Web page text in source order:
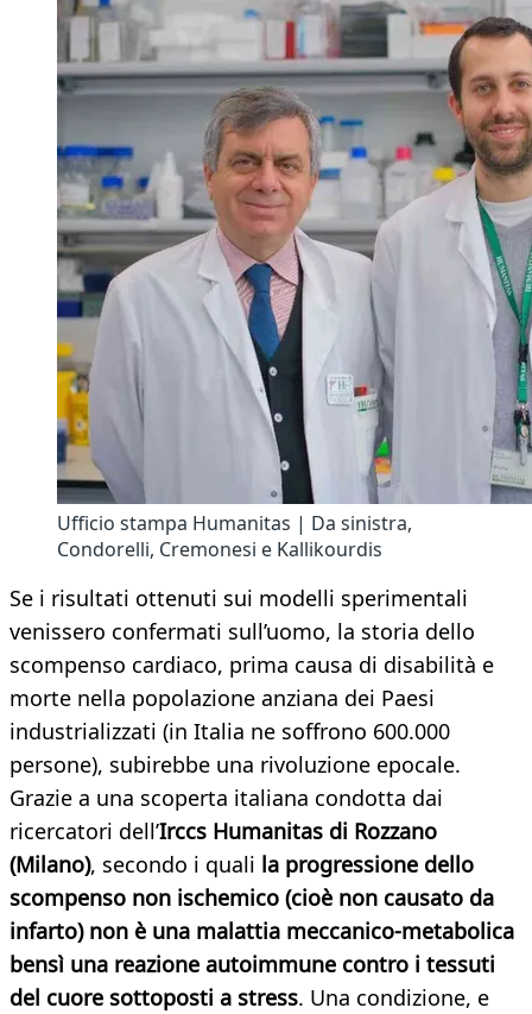
Ufficio stampa Humanitas | Da sinistra,
Condorelli, Cremonesi e Kallikourdis
Se i risultati ottenuti sui modelli sperimentali
venissero confermati sull’uomo, la storia dello
scompenso cardiaco, prima causa di disabilità e
morte nella popolazione anziana dei Paesi
industrializzati (in Italia ne soffrono 600.000
persone), subirebbe una rivoluzione epocale.
Grazie a una scoperta italiana condotta dai
ricercatori dell’Irccs Humanitas di Rozzano
(Milano), secondo i quali la progressione dello
scompenso non ischemico (cioè non causato da
infarto) non è una malattia meccanico-metabolica
bensì una reazione autoimmune contro i tessuti
del cuore sottoposti a stress. Una condizione, e